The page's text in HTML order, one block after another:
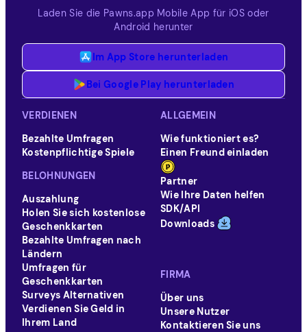
Laden Sie die Pawns.app Mobile App für iOS oder
Android herunter
Im App Store herunterladen
Bei Google Play herunterladen
VERDIENEN
Bezahlte Umfragen
Kostenpflichtige Spiele
BELOHNUNGEN
Auszahlung
Holen Sie sich kostenlose
Geschenkkarten
Bezahlte Umfragen nach
Ländern
Umfragen für
Geschenkkarten
Surveys Alternativen
Verdienen Sie Geld in
Ihrem Land
ALLGEMEIN
Wie funktioniert es?
Einen Freund einladen
Partner
Wie Ihre Daten helfen
SDK/API
Downloads
FIRMA
Über uns
Unsere Nutzer
Kontaktieren Sie uns